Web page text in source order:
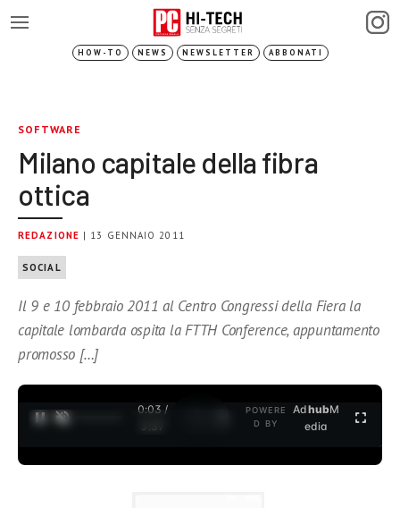
HOW-TO NEWS NEWSLETTER ABBONATI
SOFTWARE
Milano capitale della fibra
ottica
REDAZIONE | 13 GENNAIO 2011
SOCIAL
Il 9 e 10 febbraio 2011 al Centro Congressi della Fiera la
capitale lombarda ospita la FTTH Conference, appuntamento
promosso […]
0:04 /
3:37
POWERE
D BY
AdhubM
edia